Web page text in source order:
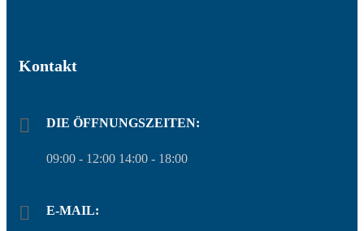
Kontakt
DIE ÖFFNUNGSZEITEN:
09:00 - 12:00 14:00 - 18:00
E-MAIL: